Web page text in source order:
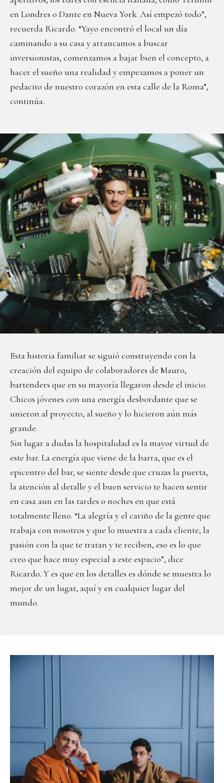
en Londres o Dante en Nueva York. Así empezó todo”,
recuerda Ricardo. “Yayo encontró el local un día
caminando a su casa y arrancamos a buscar
inversionistas, comenzamos a bajar bien el concepto, a
hacer el sueño una realidad y empezamos a poner un
pedacito de nuestro corazón en esta calle de la Roma”,
continúa.
Esta historia familiar se siguió construyendo con la
creación del equipo de colaboradores de Mauro,
bartenders que en su mayoría llegaron desde el inicio.
Chicos jóvenes con una energía desbordante que se
unieron al proyecto, al sueño y lo hicieron aún más
grande.
Sin lugar a dudas la hospitalidad es la mayor virtud de
este bar. La energía que viene de la barra, que es el
epicentro del bar, se siente desde que cruzas la puerta,
la atención al detalle y el buen servicio te hacen sentir
en casa aun en las tardes o noches en que está
totalmente lleno. “La alegría y el cariño de la gente que
trabaja con nosotros y que lo muestra a cada cliente, la
pasión con la que te tratan y te reciben, eso es lo que
creo que hace muy especial a este espacio”, dice
Ricardo. Y es que en los detalles es dónde se muestra lo
mejor de un lugar, aquí y en cualquier lugar del
mundo.